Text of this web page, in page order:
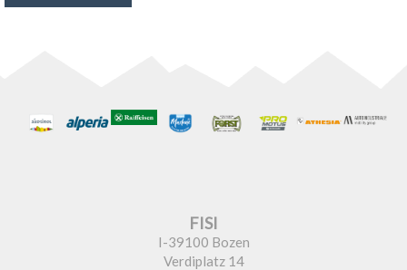
FISI
I-39100 Bozen
Verdiplatz 14